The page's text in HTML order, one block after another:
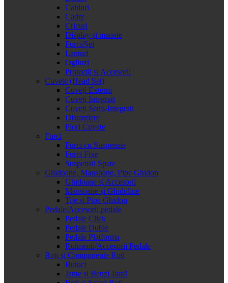
Cabluri
Cadre
Cricuri
Display și manete
Furci/Șei
Lanțuri
Oglinzi
Protectii si Accesorii
Cuvete (Head Set)
Cuveți Externi
Cuveți Integrați
Cuveți Semi-Integrați
Distanțiere
Flori Cuvete
Furci
Furci cu Suspensie
Furci Fixe
Suspensii Spate
Ghidoane, Mansoane, Pipe Ghidon
Ghidoane și Accesorii
Mansoane și Ghidoline
Tije și Pipe Ghidon
Pedale/Accesorii pedale
Pedale Click
Pedale Duble
Pedale Platforma
Rulmenti/Accesorii Pedale
Roți și Componente Roți
Butuci
Jante și Benzi Jantă